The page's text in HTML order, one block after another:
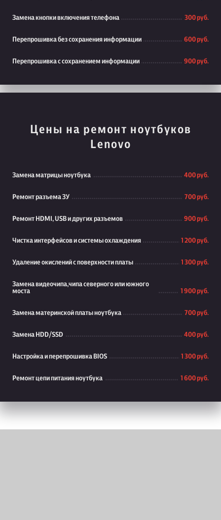
Замена кнопки включения телефона 300 руб.
Перепрошивка без сохранения информации 600 руб.
Перепрошивка с сохранением информации 900 руб.
Цены на ремонт ноутбуков
Lenovo
Замена матрицы ноутбука 400 руб.
Ремонт разъема ЗУ 700 руб.
Ремонт HDMI, USB и других разъемов 900 руб.
Чистка интерфейсов и системы охлаждения 1 200 руб.
Удаление окислений с поверхности платы 1 300 руб.
Замена видеочипа,чипа северного или южного
моста
1 900 руб.
Замена материнской платы ноутбука 700 руб.
Замена HDD/SSD 400 руб.
Настройка и перепрошивка BIOS 1 300 руб.
Ремонт цепи питания ноутбука 1 600 руб.